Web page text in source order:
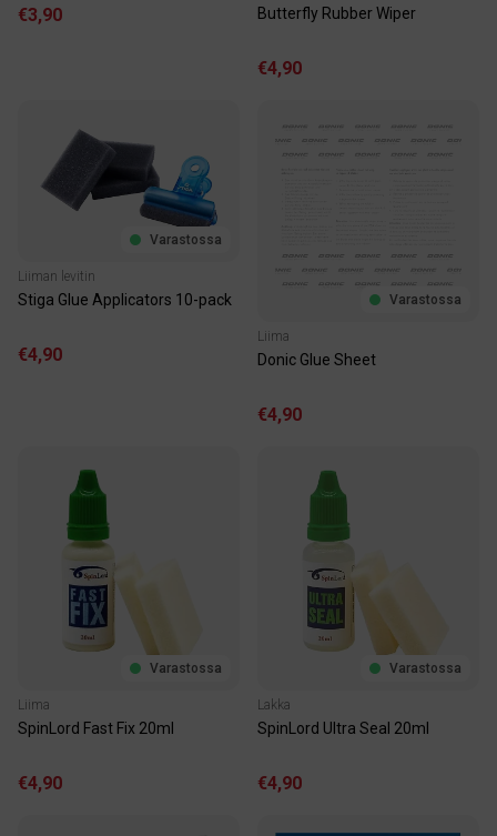
€3,90 Butterfly Rubber Wiper
€4,90
Varastossa
Liiman levitin
Stiga Glue Applicators 10-pack
€4,90
Varastossa
Liima
Donic Glue Sheet
€4,90
Varastossa
Liima
SpinLord Fast Fix 20ml
€4,90
Varastossa
Lakka
SpinLord Ultra Seal 20ml
€4,90